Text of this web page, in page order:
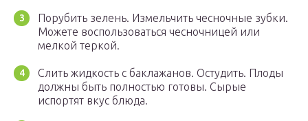
Порубить зелень. Измельчить чесночные зубки.
Можете воспользоваться чесночницей или
мелкой теркой.
Слить жидкость с баклажанов. Остудить. Плоды
должны быть полностью готовы. Сырые
испортят вкус блюда.